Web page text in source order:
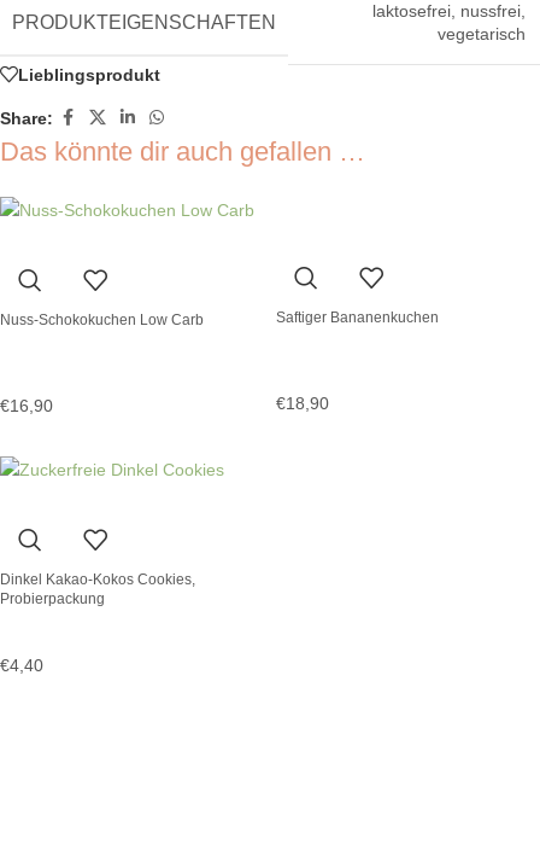
PRODUKTEIGENSCHAFTEN
laktosefrei, nussfrei,
vegetarisch
Lieblingsprodukt
Share:
Das könnte dir auch gefallen …
Nuss-Schokokuchen Low Carb
€16,90
Saftiger Bananenkuchen
€18,90
Dinkel Kakao-Kokos Cookies,
Probierpackung
€4,40